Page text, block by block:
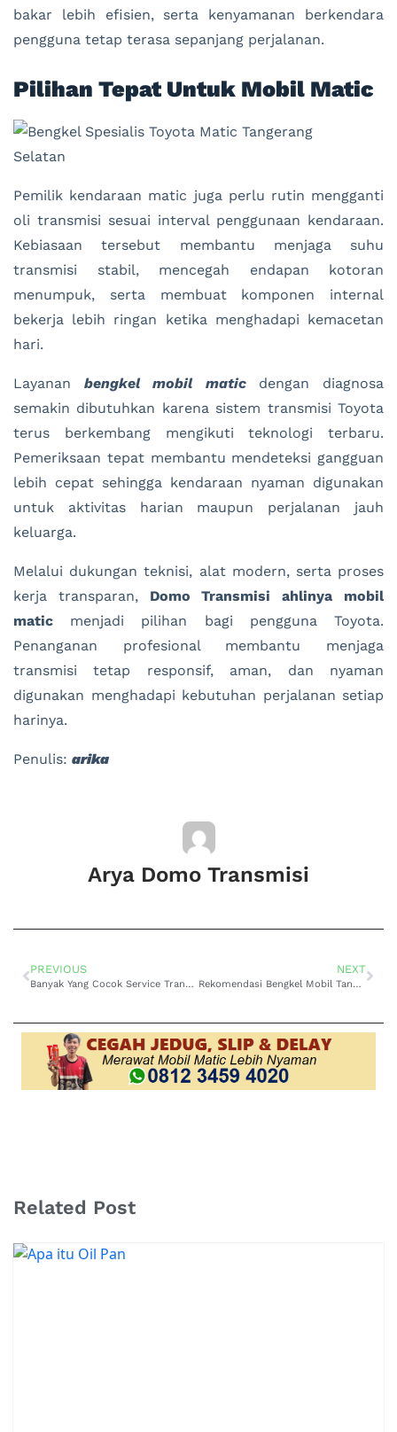
bakar lebih efisien, serta kenyamanan berkendara
pengguna tetap terasa sepanjang perjalanan.
Pilihan Tepat Untuk Mobil Matic
Pemilik kendaraan matic juga perlu rutin mengganti
oli transmisi sesuai interval penggunaan kendaraan.
Kebiasaan tersebut membantu menjaga suhu
transmisi stabil, mencegah endapan kotoran
menumpuk, serta membuat komponen internal
bekerja lebih ringan ketika menghadapi kemacetan
hari.
Layanan bengkel mobil maticdengan diagnosa
semakin dibutuhkan karena sistem transmisi Toyota
terus berkembang mengikuti teknologi terbaru.
Pemeriksaan tepat membantu mendeteksi gangguan
lebih cepat sehingga kendaraan nyaman digunakan
untuk aktivitas harian maupun perjalanan jauh
keluarga.
Melalui dukungan teknisi, alat modern, serta proses
kerja transparan, Domo Transmisi ahlinya mobil
matic menjadi pilihan bagi pengguna Toyota.
Penanganan profesional membantu menjaga
transmisi tetap responsif, aman, dan nyaman
digunakan menghadapi kebutuhan perjalanan setiap
harinya.
Penulis: arika
Arya Domo Transmisi
PREVIOUS
Banyak Yang Cocok Service Transmisi Matic Corolla Jakarta Barat Hasil Lebih Halus
NEXT
Rekomendasi Bengkel Mobil Tangerang Selatan Terpercaya
Related Post